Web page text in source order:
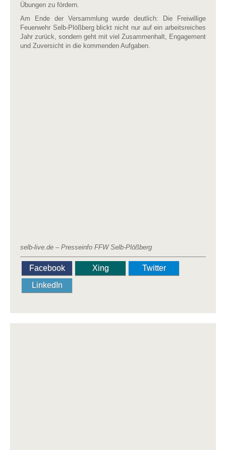
Übungen zu fördern.
Am Ende der Versammlung wurde deutlich: Die Freiwillige
Feuerwehr Selb-Plößberg blickt nicht nur auf ein arbeitsreiches
Jahr zurück, sondern geht mit viel Zusammenhalt, Engagement
und Zuversicht in die kommenden Aufgaben.
selb-live.de – Presseinfo FFW Selb-Plößberg
Facebook Xing
Twitter
LinkedIn